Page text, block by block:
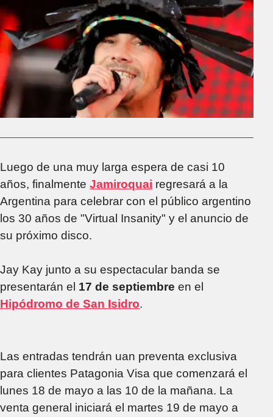
Luego de una muy larga espera de casi 10
años, finalmente Jamiroquai regresará a la
Argentina para celebrar con el público argentino
los 30 años de "Virtual Insanity" y el anuncio de
su próximo disco.
Jay Kay junto a su espectacular banda se
presentarán el 17 de septiembre en el
Hipódromo de San Isidro.
Las entradas tendrán uan preventa exclusiva
para clientes Patagonia Visa que comenzará el
lunes 18 de mayo a las 10 de la mañana. La
venta general iniciará el martes 19 de mayo a